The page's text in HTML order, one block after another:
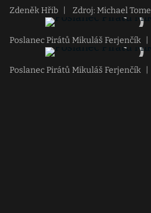
Zdeněk Hřib Zdroj: Michael
Poslanec Pirátů Mikuláš Ferjenčík
Poslanec Pirátů Mikuláš Ferjenčík